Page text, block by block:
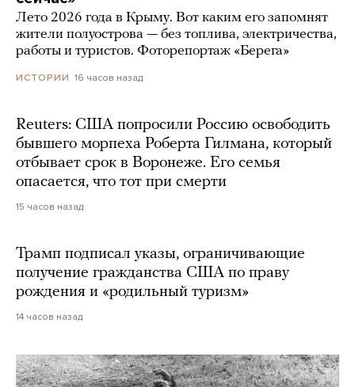
Лето 2026 года в Крыму. Вот каким его запомнят
жители полуострова — без топлива, электричества,
работы и туристов. Фоторепортаж «Берега»
ИСТОРИИ 16 часов назад
Reuters: США попросили Россию освободить
бывшего морпеха Роберта Гилмана, который
отбывает срок в Воронеже. Его семья
опасается, что тот при смерти
15 часов назад
Трамп подписал указы, ограничивающие
получение гражданства США по праву
рождения и «родильный туризм»
14 часов назад